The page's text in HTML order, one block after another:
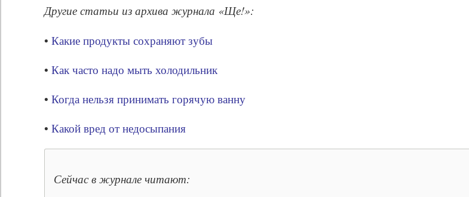
Другие статьи из архива журнала «Ще!»:
• Какие продукты сохраняют зубы
• Как часто надо мыть холодильник
• Когда нельзя принимать горячую ванну
• Какой вред от недосыпания
Сейчас в журнале читают: